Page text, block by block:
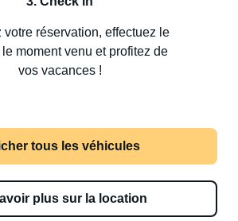
votre réservation, effectuez le
moment venu et profitez de
vos vacances !
tous les véhicules
plus sur la location